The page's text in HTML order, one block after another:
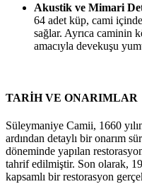
Akustik ve Mimari
64 adet küp, cami
sağlar. Ayrıca caminin
amacıyla devekuşu
TARİH VE ONARIMLAR
Süleymaniye Camii, 1660
ardından detaylı bir onarım
döneminde yapılan
tahrif edilmiştir. Son olarak,
kapsamlı bir restorasyon